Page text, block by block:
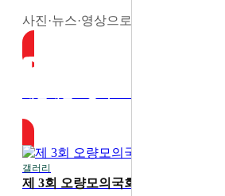
사진·뉴스·영상으로 전하는 최신 소식
갤러리
제 3회 오량모의국회